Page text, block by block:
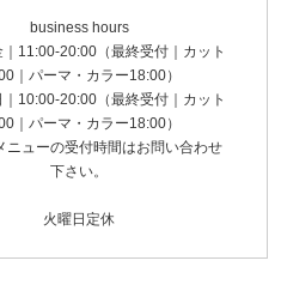
business hours
｜11:00-20:00（最終受付｜カット
｜パーマ・カラー18:00）
10:00-20:00（最終受付｜カット
｜パーマ・カラー18:00）
ニューの受付時間はお問い合わせ
下さい。
火曜日定休